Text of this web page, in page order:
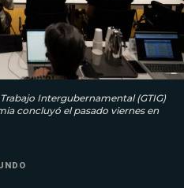
Intergubernamental (GTIG)
concluyó el pasado viernes en